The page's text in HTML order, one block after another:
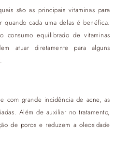
são as principais vitaminas para
quando cada uma delas é benéfica.
consumo equilibrado de vitaminas
atuar diretamente para alguns
com grande incidência de acne, as
Além de auxiliar no tratamento,
de poros e reduzem a oleosidade